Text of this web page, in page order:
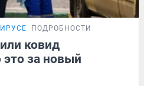
ПОДРОБНОСТИ
ковид
это за новый